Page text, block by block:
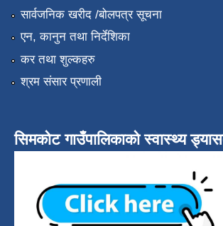
सार्वजनिक खरीद /बोलपत्र सूचना
एन, कानुन तथा निर्देशिका
कर तथा शुल्कहरु
श्रम संसार प्रणाली
सिमकोट गाउँपालिकाको स्वास्थ्य